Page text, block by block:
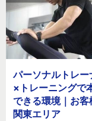
パーソナルトレ
×トレーニングで
できる環境｜お客
関東エリア